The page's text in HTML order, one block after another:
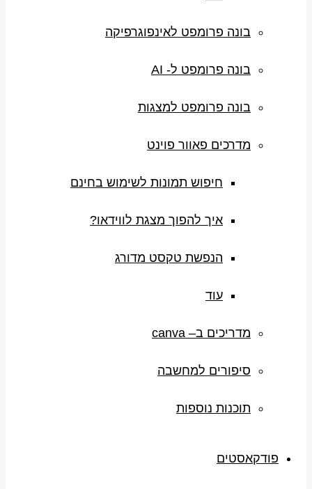
בונה פרומפט לאינפוגרפיקה
בונה פרומפט ל- AI
בונה פרומפט למצגות
מדרכים פאוור פוינט
חיפוש תמונות לשימוש בחינם
איך להפוך מצגת לווידאו?
הנפשת טקסט מדורג
עוד
מדריכים ב– canva
סיפורים למחשבה
תוכנות נוספות
פודקאסטים